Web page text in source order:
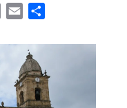
Copy Email